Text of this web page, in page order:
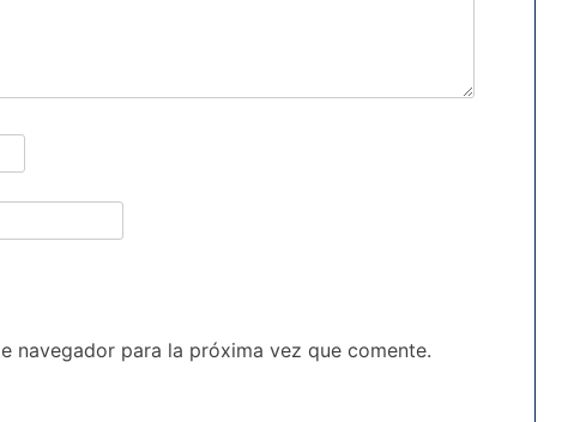
navegador para la próxima vez que comente.